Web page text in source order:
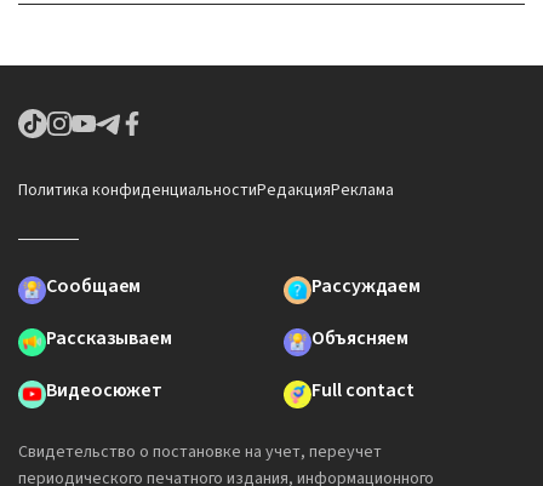
Политика конфиденциальностиРедакцияРеклама
Сообщаем
Рассуждаем
Рассказываем
Объясняем
Видеосюжет
Full contact
Свидетельство о постановке на учет, переучет
периодического печатного издания, информационного